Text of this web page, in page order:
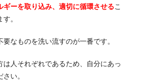
ギーを取り込み、適切に循環させるこ
。
なものを洗い流すのが一番です。
は人それぞれであるため、自分にあっ
い。